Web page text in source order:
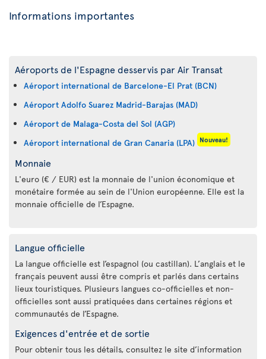
Informations importantes
Aéroports de l'Espagne desservis par Air Transat
Aéroport international de Barcelone-El Prat (BCN)
Aéroport Adolfo Suarez Madrid-Barajas (MAD)
Aéroport de Malaga-Costa del Sol (AGP)
Aéroport international de Gran Canaria (LPA) Nouveau!
Monnaie
L'euro (€ / EUR) est la monnaie de l'union économique et
monétaire formée au sein de l'Union européenne. Elle est la
monnaie officielle de l’Espagne.
Langue officielle
La langue officielle est l’espagnol (ou castillan). L’anglais et le
français peuvent aussi être compris et parlés dans certains
lieux touristiques. Plusieurs langues co-officielles et non-
officielles sont aussi pratiquées dans certaines régions et
communautés de l’Espagne.
Exigences d'entrée et de sortie
Pour obtenir tous les détails, consultez le site d’information